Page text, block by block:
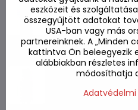
Készleten
2780 Ft
Shoyu
250ml
eszközeit és
összegyűjtött adatokat
USA-ban vagy más
partnereinknek. A „Minden
kattintva Ön beleegyezik
alábbiakban részletes
módosíthatja